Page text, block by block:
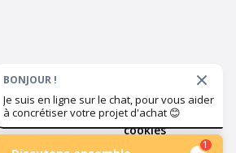
Paramètres des
cookies
1
BONJOUR !
Je suis en ligne sur le chat, pour vous aider
à concrétiser votre projet d'achat 😊